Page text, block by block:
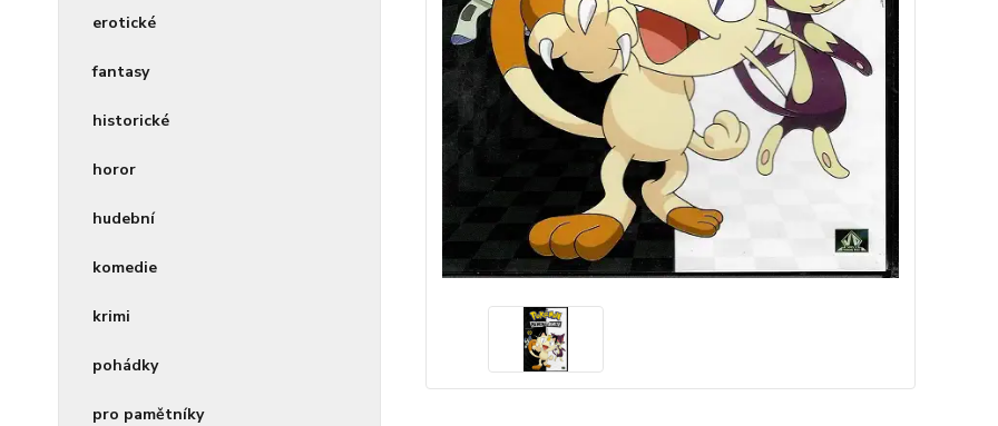
erotické
fantasy
historické
horor
hudební
komedie
krimi
pohádky
pro pamětníky